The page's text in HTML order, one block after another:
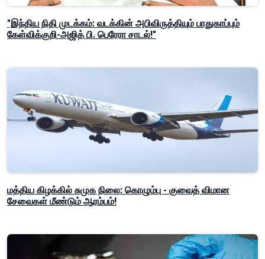
"இந்திய நிதி முடக்கம்: வடக்கின் அபிவிருத்தியும் பாதுகாப்பும்
கேள்விக்குறி-அஜித் பி. பெரேரா சாடல்!"
மத்திய கிழக்கில் சுமுக நிலை: கொழும்பு - குவைத் விமான
சேவைகள் மீண்டும் ஆரம்பம்!